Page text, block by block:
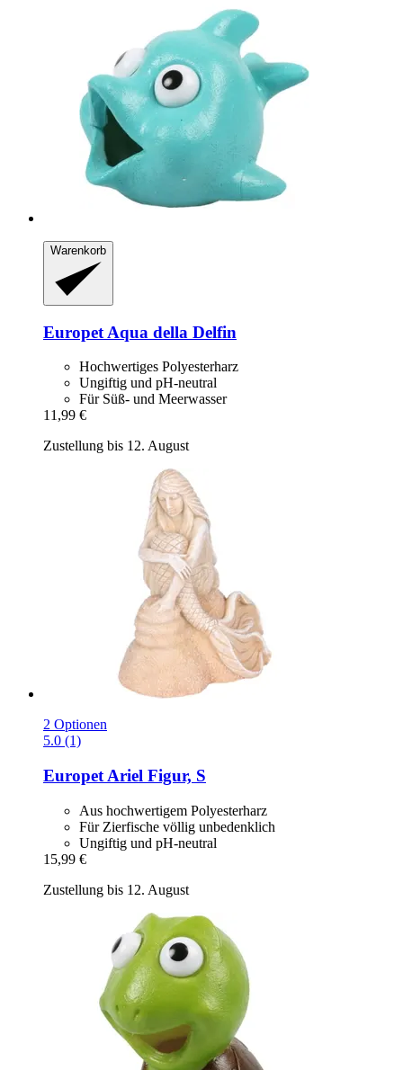
Warenkorb
Europet Aqua della Delfin
Hochwertiges Polyesterharz
Ungiftig und pH-neutral
Für Süß- und Meerwasser
11,99 €
Zustellung bis 12. August
2 Optionen
5.0 (1)
Europet Ariel Figur, S
Aus hochwertigem Polyesterharz
Für Zierfische völlig unbedenklich
Ungiftig und pH-neutral
15,99 €
Zustellung bis 12. August